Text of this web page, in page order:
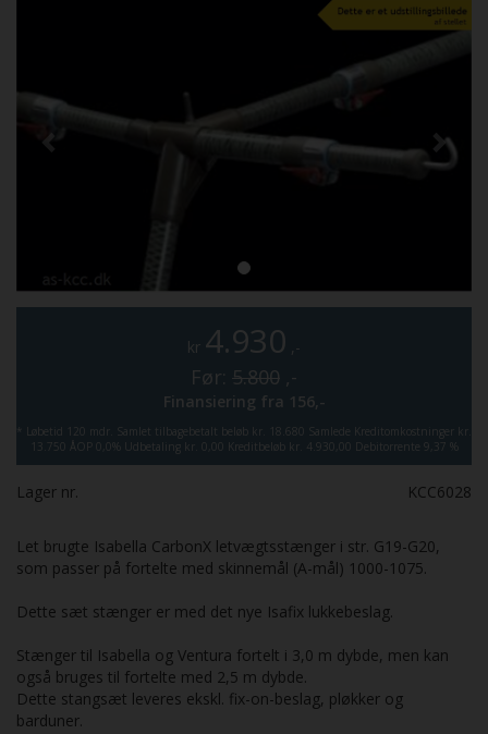
kr 4.930 ,-
Før: 5.800 ,-
Finansiering fra 156,-
* Løbetid 120 mdr. Samlet tilbagebetalt beløb kr. 18.680
Samlede Kreditomkostninger kr.
13.750
ÅOP 0,0% Udbetaling kr. 0,00 Kreditbeløb kr. 4.930,00 Debitorrente 9,37 %
Lager nr. KCC6028
Let brugte Isabella CarbonX letvægtsstænger i str. G19-G20,
som passer på fortelte med skinnemål (A-mål) 1000-1075.
Dette sæt stænger er med det nye Isafix lukkebeslag.
Stænger til Isabella og Ventura fortelt i 3,0 m dybde, men kan
også bruges til fortelte med 2,5 m dybde.
Dette stangsæt leveres ekskl. fix-on-beslag, pløkker og
barduner.